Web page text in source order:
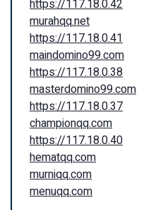
https://117.18.0.42
murahqq.net
https://117.18.0.41
maindomino99.com
https://117.18.0.38
masterdomino99.com
https://117.18.0.37
championqq.com
https://117.18.0.40
hematqq.com
murniqq.com
menuqq.com